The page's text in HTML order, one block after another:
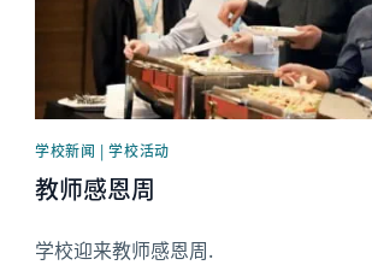
学校新闻 | 学校活动
教师感恩周
学校迎来教师感恩周.